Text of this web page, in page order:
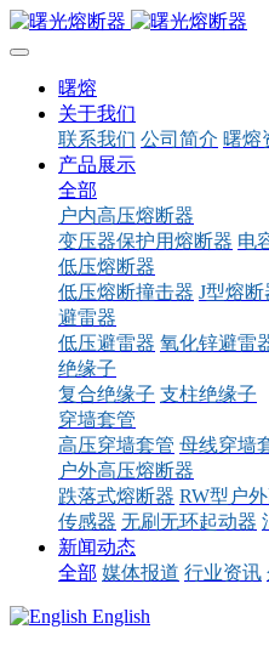
曙熔
关于我们
联系我们 公司简介 曙熔
产品展示
全部
户内高压熔断器
变压器保护用熔断器 电
低压熔断器
低压熔断撞击器 J型熔断
避雷器
低压避雷器 氧化锌避雷
绝缘子
复合绝缘子 支柱绝缘子
穿墙套管
高压穿墙套管 母线穿墙
户外高压熔断器
跌落式熔断器 RW型户
传感器 无刷无环起动器
新闻动态
全部 媒体报道 行业资讯
English